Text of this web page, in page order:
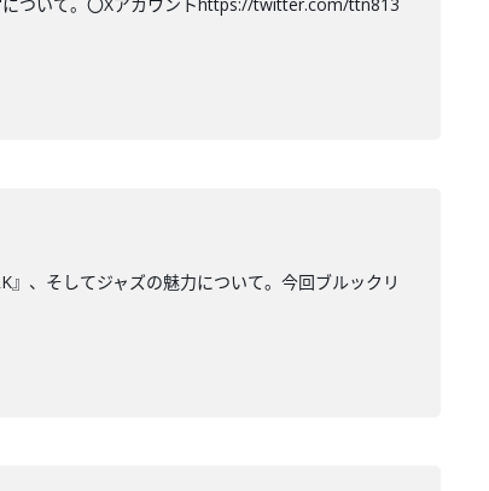
、そしてジャズの魅力について。今回ブルックリ